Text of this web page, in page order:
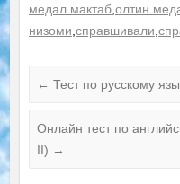
медал мактаб, олтин
низоми справшивали
← Тест по русскому
Онлайн тест по
II) →